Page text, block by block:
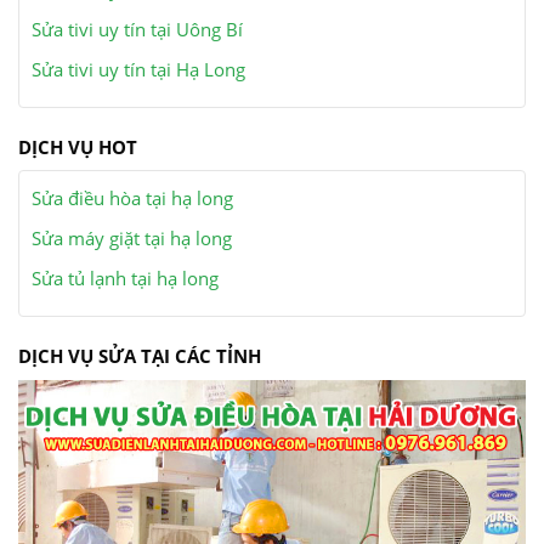
Sửa tivi uy tín tại Uông Bí
Sửa tivi uy tín tại Hạ Long
DỊCH VỤ HOT
Sửa điều hòa tại hạ long
Sửa máy giặt tại hạ long
Sửa tủ lạnh tại hạ long
DỊCH VỤ SỬA TẠI CÁC TỈNH